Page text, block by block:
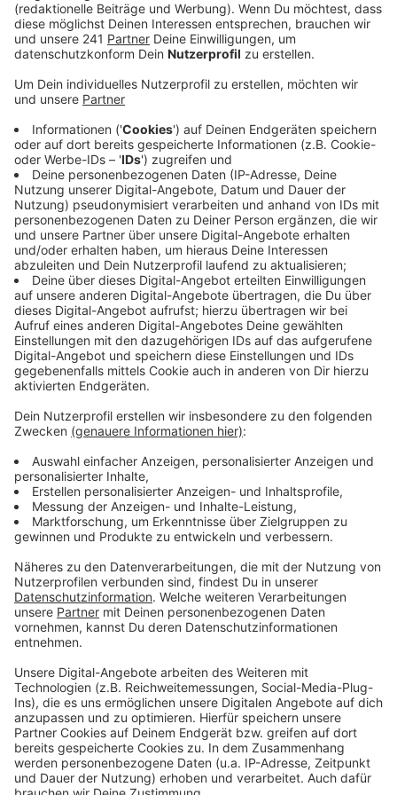
Grundschüler brauchen z.B. bald gar keinen Test
mehr.
Veröffentlicht:Donnerstag, 17.02.2022 14:09
Die NRW Landesregierung hält nicht länger an PCR-
Pooltests für Grundschulen fest. Auch an den
Leverkusener Grundschulen werden die Lolli-Test
Ende des Monats (28.02.) wegfallen, bestätigt die
Stadt. Auch hier wird künftig per Antigen-Schnelltest
getestet. Allerdings nicht wie in den weiterführenden
Schulen in der Klasse, sondern zu Hause. Die Stadt
ändert damit auch ihre eigene Teststrategie. Denn in
Leverkusen gab es bereits PCR-Pooltests, bevor sie
landesweit zum Standard geworden sind. Für geimpfte
und genesene Grundschüler fällt die allgemeine
freiwillig an den Testungen teilnehmen.
Kritik an dem Beschluss der Landesregierung kommt
aus der SPD-Landtagsfraktion: Der Landesregierung
sei die Kontrolle über das Testregime aus der Hand
geglitten, sagt der schulpolitische Sprecher Jochen
Ott. Die Eltern seien "nunmehr mit den schlechteren
Schnelltests auf sich alleine gestellt".
Anzeige
Anzeige